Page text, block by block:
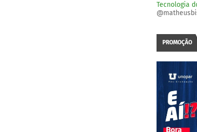
Tecnologia
PROMOÇÃO